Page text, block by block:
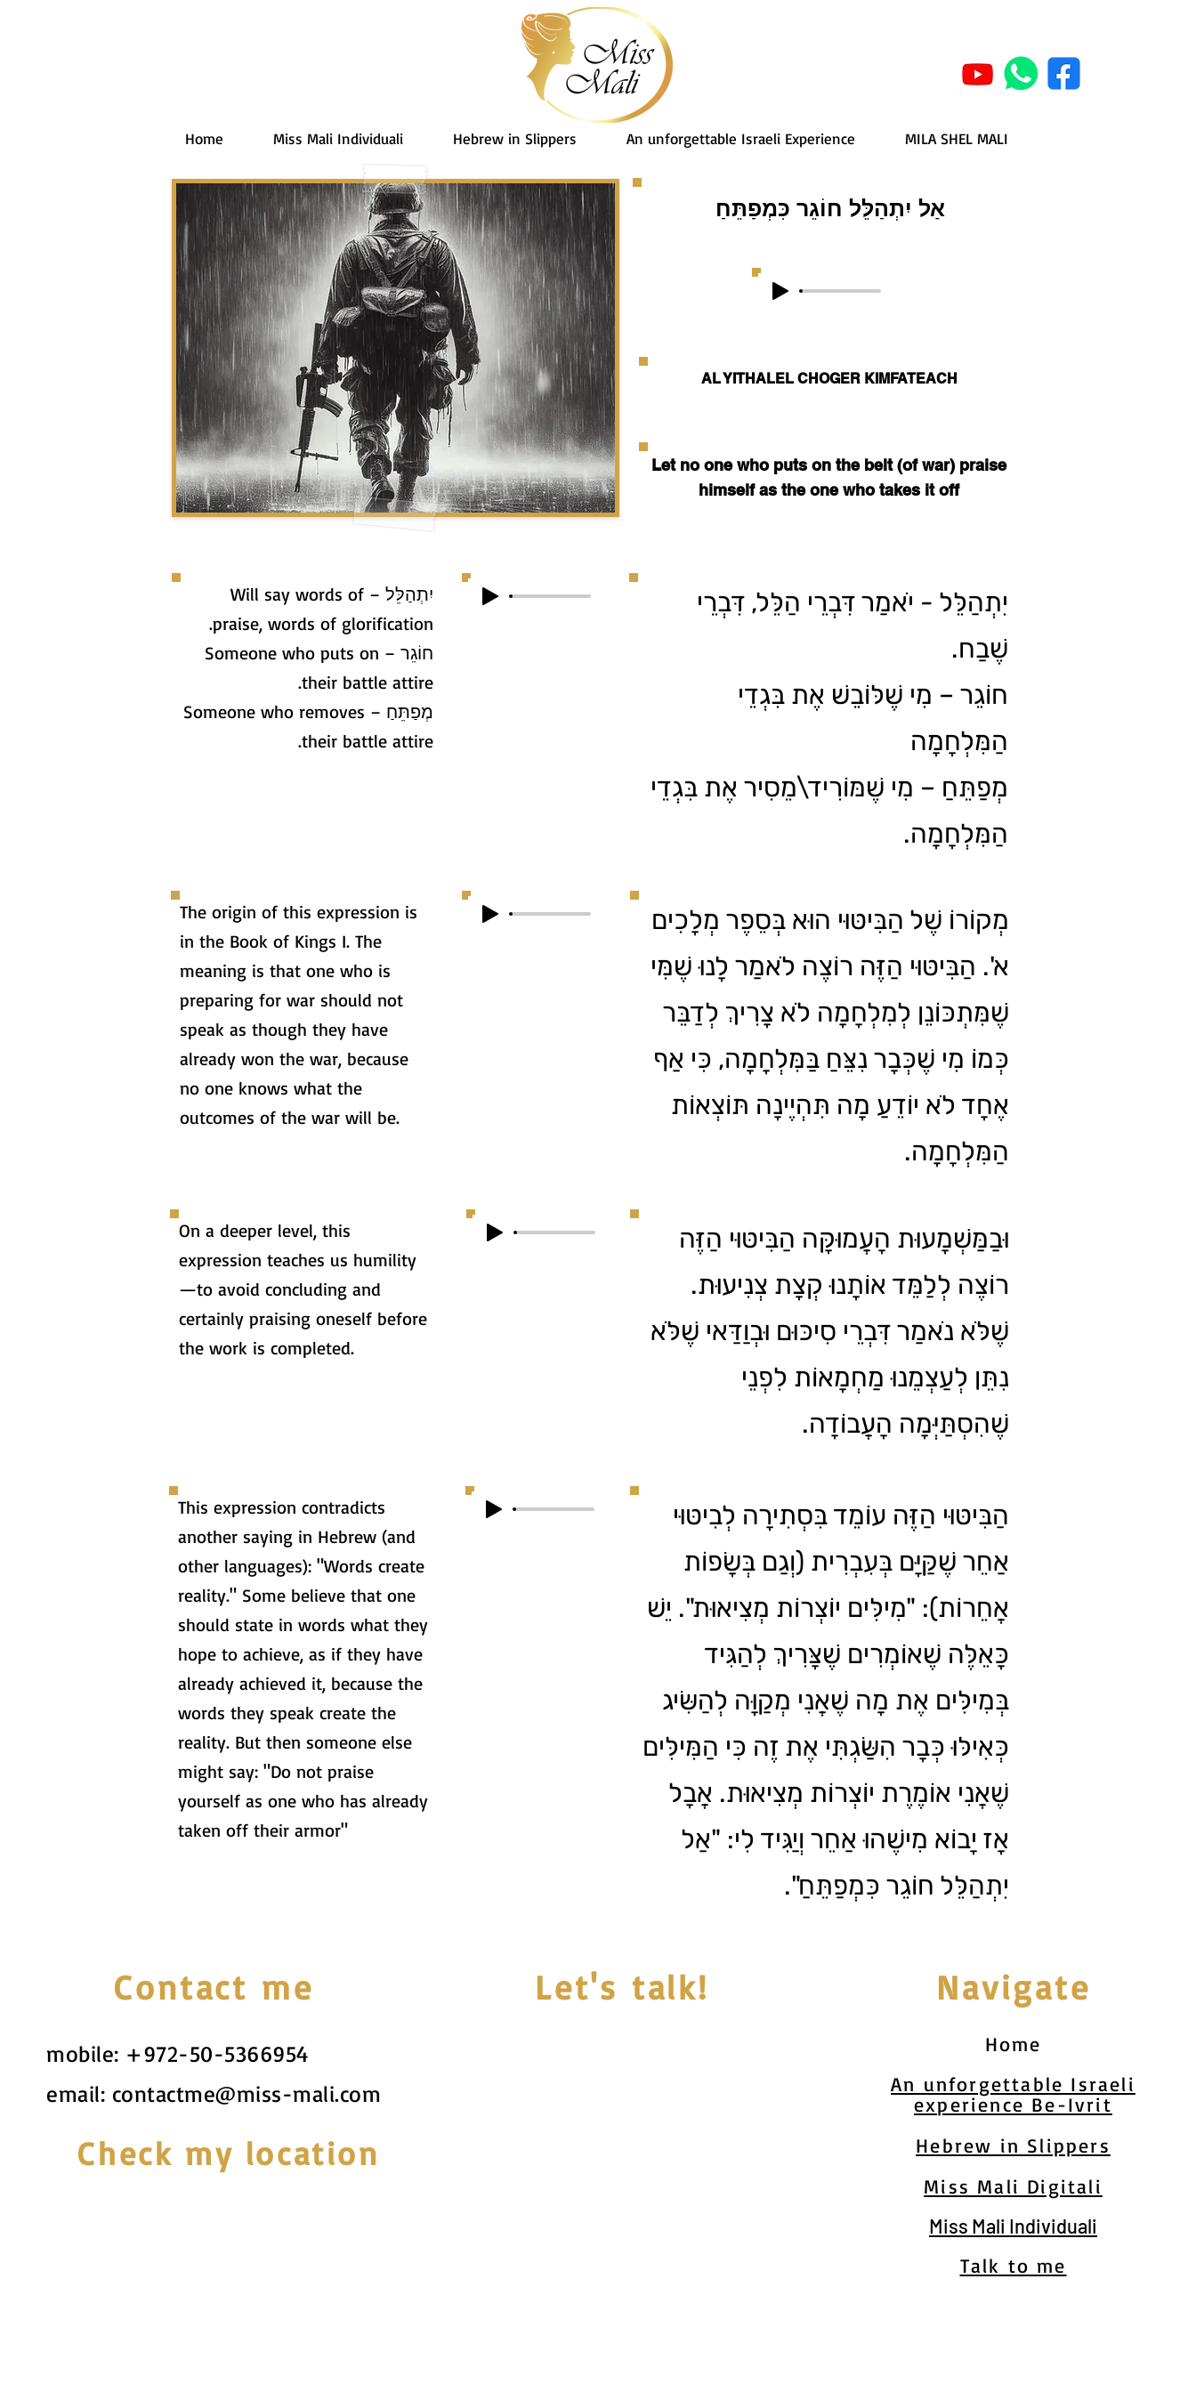
Home Miss Mali Individuali Hebrew in Slippers An unforgettable Israeli Experience MILA SHEL MALI
אַל יִתְהַלֵּל חוֹגֵר כִּמְפַתֵּחַ
AL YITHALEL CHOGER KIMFATEACH
Let no one who puts on the belt (of war) praise
himself as the one who takes it off
יִתְהַלֵּל – Will say words of
praise, words of glorification.
חוֹגֵר – Someone who puts on
their battle attire.
מְפַתֵּחַ – Someone who removes
their battle attire.
יִתְהַלֵּל - יֹאמַר דִּבְרֵי הַלֵּל, דִּבְרֵי
שֶׁבַח.
חוֹגֵר – מִי שֶׁלּוֹבֵשׁ אֶת בִּגְדֵי
הַמִּלְחָמָה
מְפַתֵּחַ – מִי שֶׁמּוֹרִיד\מֵסִיר אֶת בִּגְדֵי
הַמִּלְחָמָה.
The origin of this expression is
in the Book of Kings I. The
meaning is that one who is
preparing for war should not
speak as though they have
already won the war, because
no one knows what the
outcomes of the war will be.
מְקוֹרוֹ שֶׁל הַבִּיטּוּי הוּא בְּסֵפֶר מְלָכִים
א'. הַבִּיטּוּי הַזֶּה רוֹצֶה לֺאמַר לָנוּ שֶׁמִּי
שֶׁמִּתְכּוֹנֵן לְמִלְחָמָה לֹא צָרִיךְ לְדַבֵּר
כְּמוֹ מִי שֶׁכְּבָר נִצֵּחַ בַּמִּלְחָמָה, כִּי אַף
אֶחָד לֹא יוֹדֵעַ מָה תִּהְיֶינָה תּוֹצְאוֹת
הַמִּלְחָמָה.
On a deeper level, this
expression teaches us humility
—to avoid concluding and
certainly praising oneself before
the work is completed.
וּבַמַּשְׁמָעוּת הָעֲמוּקָּה הַבִּיטּוּי הַזֶּה
רוֹצֶה לְלַמֵּד אוֹתָנוּ קְצָת צְנִיעוּת.
שֶׁלֹּא נֹאמַר דִּבְרֵי סִיכּוּם וּבְוַדַּאי שֶׁלֹּא
נִתֵּן לְעַצְמֵנוּ מַחְמָאוֹת לִפְנֵי
שֶׁהִסְתַּיְּמָה הָעֲבוֹדָה.
This expression contradicts
another saying in Hebrew (and
other languages): "Words create
reality." Some believe that one
should state in words what they
hope to achieve, as if they have
already achieved it, because the
words they speak create the
reality. But then someone else
might say: "Do not praise
yourself as one who has already
taken off their armor"
הַבִּיטּוּי הַזֶּה עוֹמֵד בִּסְתִירָה לְבִיטּוּי
אַחֵר שֶׁקַּיָּם בְּעִבְרִית (וְגַם בְּשָׂפוֹת
אֲחֵרוֹת): "מִילִּים יוֹצְרוֹת מְצִיאוּת". יֵשׁ
כָּאֵלֶּה שֶׁאוֹמְרִים שֶׁצָּרִיךְ לְהַגִּיד
בְּמִילִּים אֶת מָה שֶׁאֲנִי מְקַוָּה לְהַשִּׂיג
כְּאִילּוּ כְּבָר הִשַּׂגְתִּי אֶת זֶה כִּי הַמִּילִּים
שֶׁאֲנִי אוֹמֶרֶת יוֹצְרוֹת מְצִיאוּת. אֲבָל
אָז יָבוֹא מִישֶׁהוּ אַחֵר וְיַגִּיד לִי: "אַל
יִתְהַלֵּל חוֹגֵר כִּמְפַתֵּחַ".
Contact me
mobile: +972-50-5366954
email: contactme@miss-mali.com
Check my location
Let's talk! Navigate
Home
An unforgettable Israeli
experience Be-Ivrit
Hebrew in Slippers
Miss Mali Digitali
Miss Mali Individuali
Talk to me